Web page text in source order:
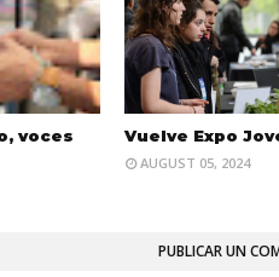
voces
Vuelve Expo
AUGUST 05, 2024
PUBLICAR UN